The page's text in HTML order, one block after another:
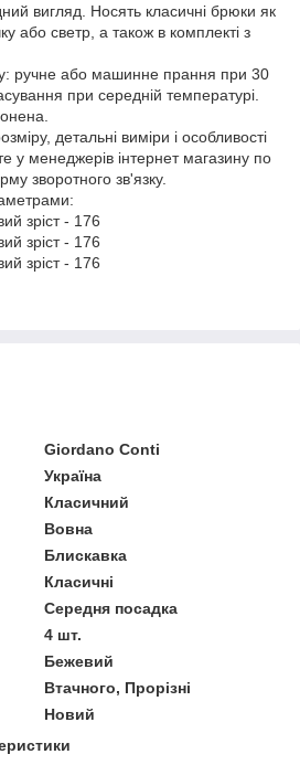
вигляд. Носять класичні брюки як
або светр, а також в комплекті з
ручне або машинне прання при 30
при середній температурі.
детальні виміри і особливості
у менеджерів інтернет магазину по
зворотного зв'язку.
зріст - 176
зріст - 176
зріст - 176
Giordano Conti
Україна
Класичний
Вовна
Блискавка
Класичні
Середня посадка
4 шт.
Бежевий
Втачного, Прорізні
Новий